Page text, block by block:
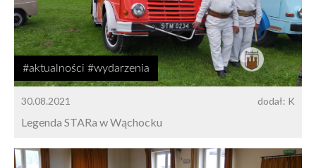
#aktualności #wydarzenia
30.08.2021 dodał: K
Legenda STARa w Wąchocku